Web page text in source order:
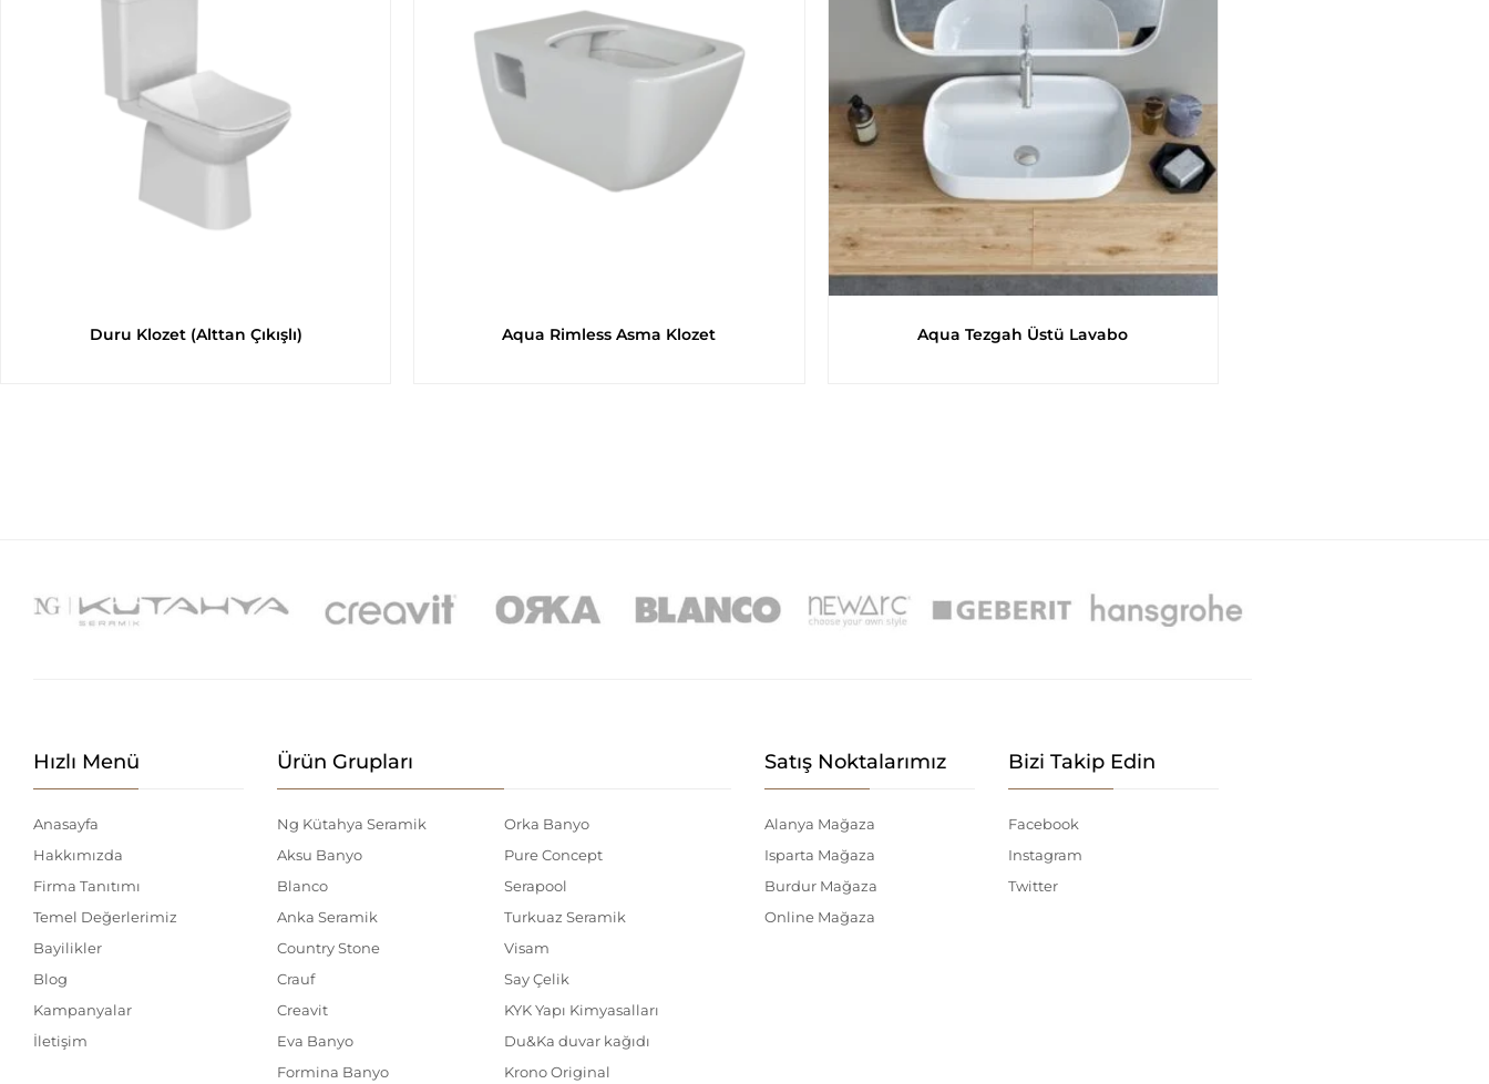
Duru Klozet (Alttan Çıkışlı) Aqua Rimless Asma Klozet Aqua Tezgah Üstü Lavabo
Hızlı Menü
Anasayfa
Hakkımızda
Firma Tanıtımı
Temel Değerlerimiz
Bayilikler
Blog
Kampanyalar
İletişim
Ürün Grupları
Ng Kütahya Seramik
Aksu Banyo
Blanco
Anka Seramik
Country Stone
Crauf
Creavit
Eva Banyo
Formina Banyo
Orka Banyo
Pure Concept
Serapool
Turkuaz Seramik
Visam
Say Çelik
KYK Yapı Kimyasalları
Du&Ka duvar kağıdı
Krono Original
Satış Noktalarımız
Alanya Mağaza
Isparta Mağaza
Burdur Mağaza
Online Mağaza
Bizi Takip Edin
Facebook
Instagram
Twitter